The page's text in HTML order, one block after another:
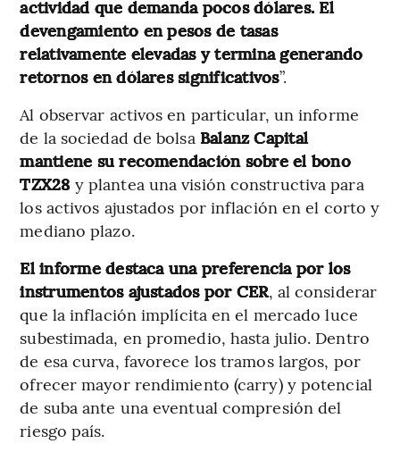
actividad que demanda pocos dólares. El
devengamiento en pesos de tasas
relativamente elevadas y termina generando
retornos en dólares significativos”.
Al observar activos en particular, un informe
de la sociedad de bolsa Balanz Capital
mantiene su recomendación sobre el bono
TZX28 y plantea una visión constructiva para
los activos ajustados por inflación en el corto y
mediano plazo.
El informe destaca una preferencia por los
instrumentos ajustados por CER, al considerar
que la inflación implícita en el mercado luce
subestimada, en promedio, hasta julio. Dentro
de esa curva, favorece los tramos largos, por
ofrecer mayor rendimiento (carry) y potencial
de suba ante una eventual compresión del
riesgo país.